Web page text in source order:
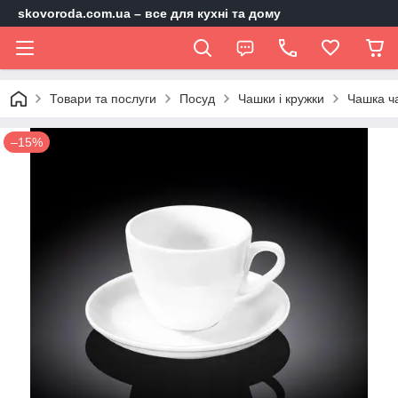
skovoroda.com.ua – все для кухні та дому
Товари та послуги Посуд Чашки і кружки Чашка
–15%